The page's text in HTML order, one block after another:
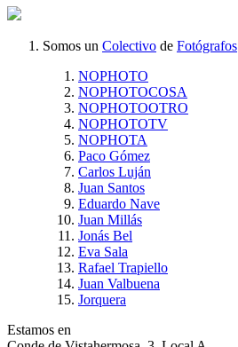
Somos un Colectivo de Fotógrafos
NOPHOTO
NOPHOTOCOSA
NOPHOTOOTRO
NOPHOTOTV
NOPHOTA
Paco Gómez
Carlos Luján
Juan Santos
Eduardo Nave
Juan Millás
Jonás Bel
Eva Sala
Rafael Trapiello
Juan Valbuena
Jorquera
Estamos en